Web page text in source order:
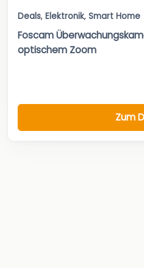
Deals, Elektronik, Smart Home
Foscam
optischem Zoom
Zum